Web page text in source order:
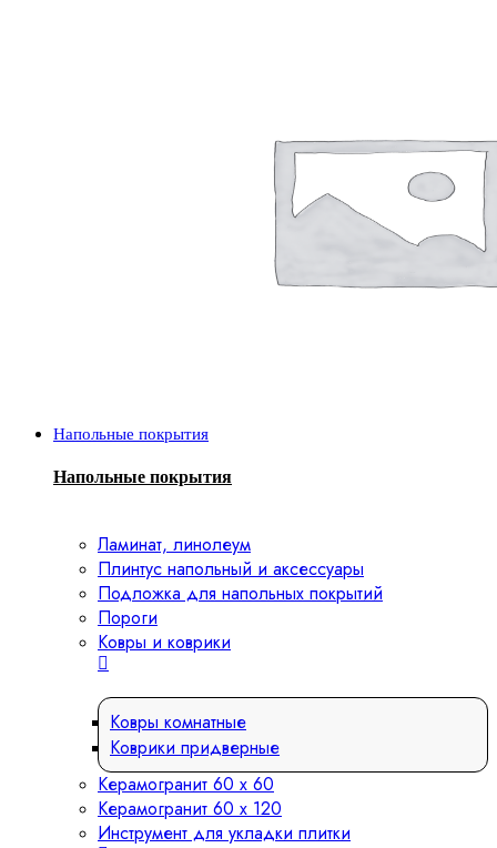
Напольные покрытия
Напольные покрытия
Ламинат, линолеум
Плинтус напольный и аксессуары
Подложка для напольных покрытий
Пороги
Ковры и коврики
Ковры комнатные
Коврики придверные
Керамогранит 60 х 60
Керамогранит 60 х 120
Инструмент для укладки плитки